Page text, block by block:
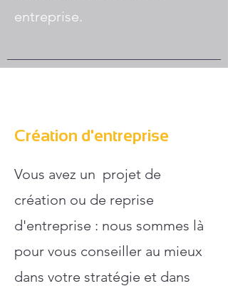
entreprise.
Création d'entreprise
Vous avez un projet de
création ou de reprise
d'entreprise : nous sommes là
pour vous conseiller au mieux
dans votre stratégie et dans